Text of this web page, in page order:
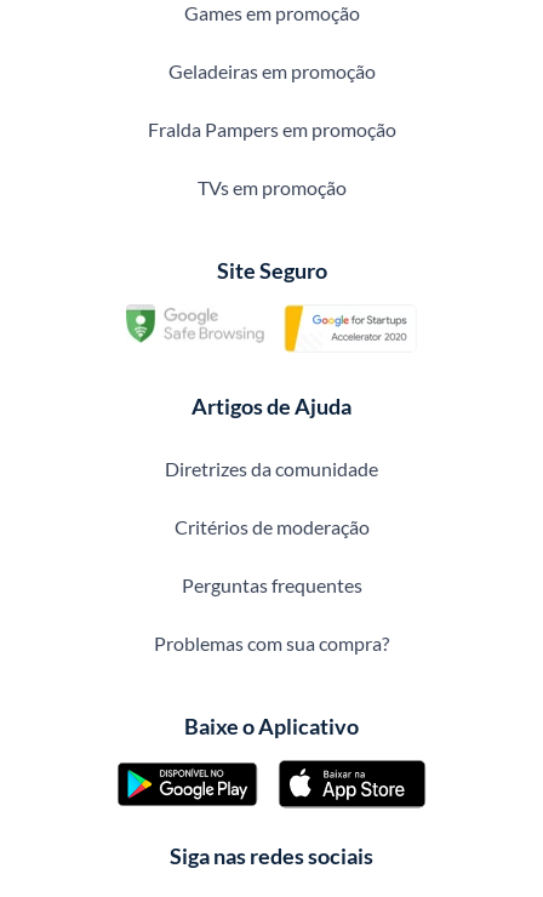
Games em promoção
Geladeiras em promoção
Fralda Pampers em promoção
TVs em promoção
Site Seguro
Artigos de Ajuda
Diretrizes da comunidade
Critérios de moderação
Perguntas frequentes
Problemas com sua compra?
Baixe o Aplicativo
Siga nas redes sociais